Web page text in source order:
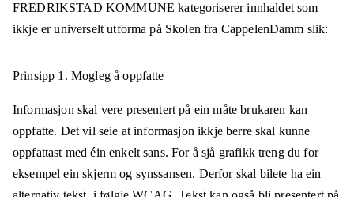
FREDRIKSTAD KOMMUNE kategoriserer innhaldet som
ikkje er universelt utforma på Skolen fra CappelenDamm slik:
Prinsipp 1. Mogleg å oppfatte
Informasjon skal vere presentert på ein måte brukaren kan
oppfatte. Det vil seie at informasjon ikkje berre skal kunne
oppfattast med éin enkelt sans. For å sjå grafikk treng du for
eksempel ein skjerm og synssansen. Derfor skal bilete ha ein